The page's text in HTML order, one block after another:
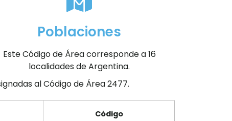
Poblaciones
Este Código de Área corresponde a 16
localidades de Argentina.
al Código de Área 2477.
Código